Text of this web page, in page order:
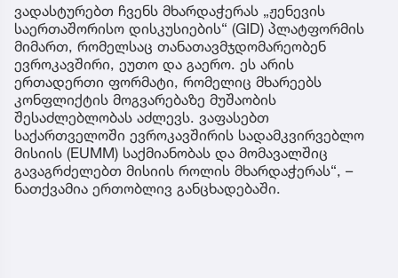
ვადასტურებთ ჩვენს მხარდაჭერას „ჟენევის
საერთაშორისო დისკუსიების“ (GID) პლატფორმის
მიმართ, რომელსაც თანათავმჯდომარეობენ
ევროკავშირი, ეუთო და გაერო. ეს არის
ერთადერთი ფორმატი, რომელიც მხარეებს
კონფლიქტის მოგვარებაზე მუშაობის
შესაძლებლობას აძლევს. ვაფასებთ
საქართველოში ევროკავშირის სადამკვირვებლო
მისიის (EUMM) საქმიანობას და მომავალშიც
გავაგრძელებთ მისიის როლის მხარდაჭერას“, –
ნათქვამია ერთობლივ განცხადებაში.